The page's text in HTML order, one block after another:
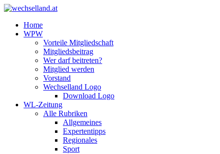
Home
WPW
Vorteile Mitgliedschaft
Mitgliedsbeitrag
Wer darf beitreten?
Mitglied werden
Vorstand
Wechselland Logo
Download Logo
WL-Zeitung
Alle Rubriken
Allgemeines
Expertentipps
Regionales
Sport